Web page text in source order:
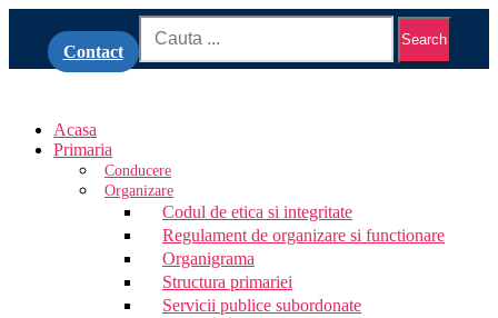
Contact
Search
Acasa
Primaria
Conducere
Organizare
Codul de etica si integritate
Regulament de organizare si functionare
Organigrama
Structura primariei
Servicii publice subordonate